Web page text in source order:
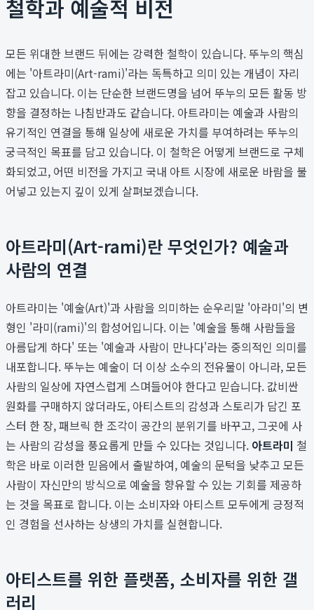
철학과 예술적 비전
모든 위대한 브랜드 뒤에는 강력한 철학이 있습니다. 뚜누의 핵심
에는 '아트라미(Art-rami)'라는 독특하고 의미 있는 개념이 자리
잡고 있습니다. 이는 단순한 브랜드명을 넘어 뚜누의 모든 활동 방
향을 결정하는 나침반과도 같습니다. 아트라미는 예술과 사람의
유기적인 연결을 통해 일상에 새로운 가치를 부여하려는 뚜누의
궁극적인 목표를 담고 있습니다. 이 철학은 어떻게 브랜드로 구체
화되었고, 어떤 비전을 가지고 국내 아트 시장에 새로운 바람을 불
어넣고 있는지 깊이 있게 살펴보겠습니다.
아트라미(Art-rami)란 무엇인가? 예술과
사람의 연결
아트라미는 '예술(Art)'과 사람을 의미하는 순우리말 '아라미'의 변
형인 '라미(rami)'의 합성어입니다. 이는 '예술을 통해 사람들을
아름답게 하다' 또는 '예술과 사람이 만나다'라는 중의적인 의미를
내포합니다. 뚜누는 예술이 더 이상 소수의 전유물이 아니라, 모든
사람의 일상에 자연스럽게 스며들어야 한다고 믿습니다. 값비싼
원화를 구매하지 않더라도, 아티스트의 감성과 스토리가 담긴 포
스터 한 장, 패브릭 한 조각이 공간의 분위기를 바꾸고, 그곳에 사
는 사람의 감성을 풍요롭게 만들 수 있다는 것입니다. 아트라미 철
학은 바로 이러한 믿음에서 출발하여, 예술의 문턱을 낮추고 모든
사람이 자신만의 방식으로 예술을 향유할 수 있는 기회를 제공하
는 것을 목표로 합니다. 이는 소비자와 아티스트 모두에게 긍정적
인 경험을 선사하는 상생의 가치를 실현합니다.
아티스트를 위한 플랫폼, 소비자를 위한 갤
러리